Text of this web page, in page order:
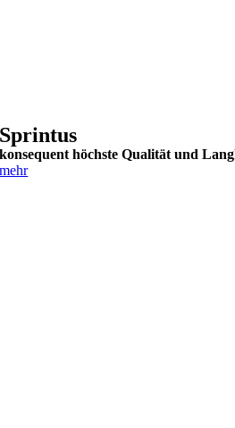
Sprintus
konsequent höchste Qualität und
mehr